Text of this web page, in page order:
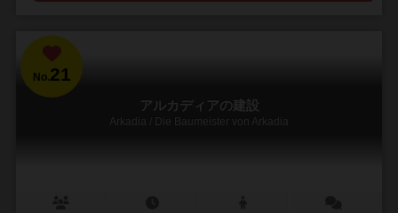
No.21
アルカディアの建設
Arkadia / Die Baumeister von Arkadia